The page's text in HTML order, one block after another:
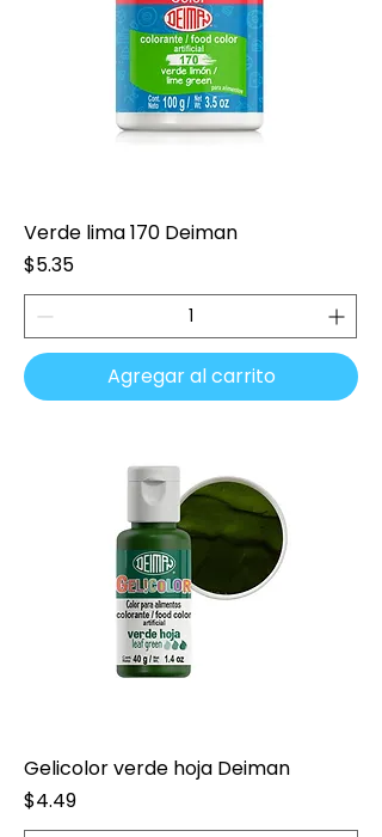
Verde lima 170 Deiman
Precio
$5.35
Agregar al carrito
Gelicolor verde hoja Deiman
Precio
$4.49